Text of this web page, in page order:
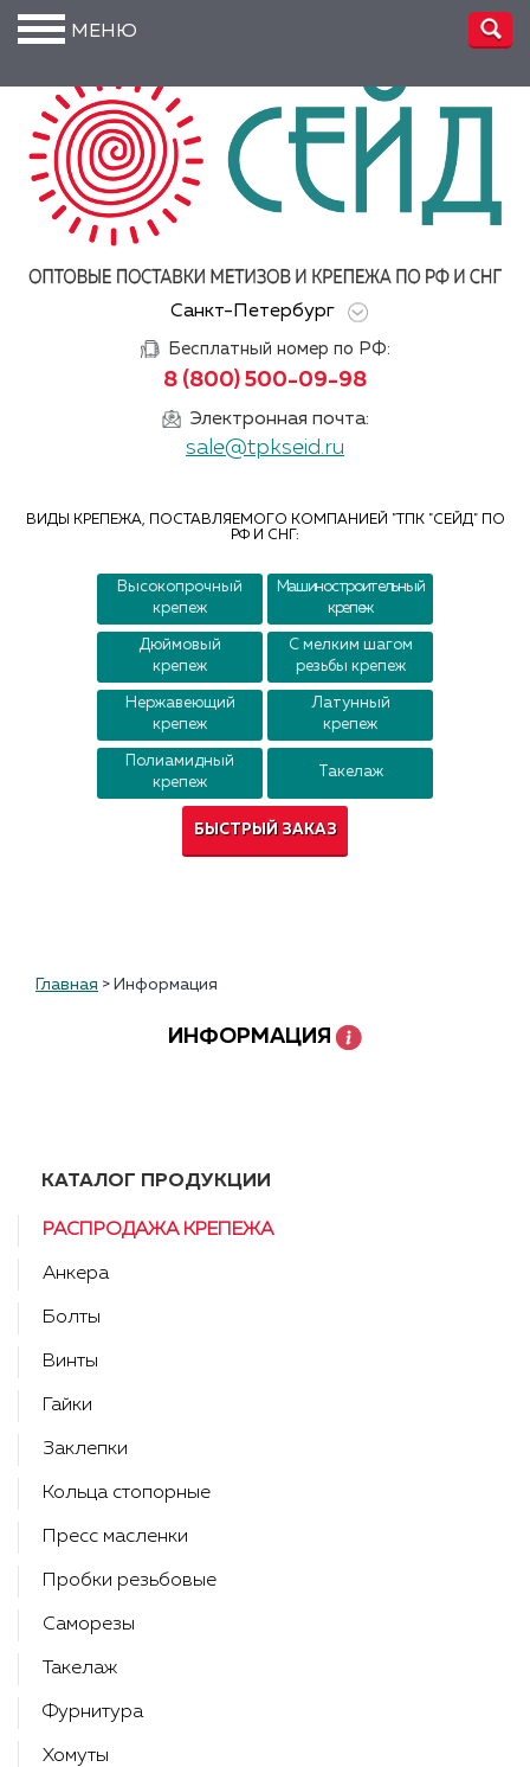
Санкт-Петербург
Бесплатный номер по РФ:
8 (800) 500-09-98
Электронная почта:
sale@tpkseid.ru
ВИДЫ КРЕПЕЖА, ПОСТАВЛЯЕМОГО КОМПАНИЕЙ "ТПК "СЕЙД" ПО
РФ И СНГ:
Высокопрочный
крепеж
Машиностроительный
крепеж
Дюймовый
крепеж
С мелким шагом
резьбы крепеж
Нержавеющий
крепеж
Латунный
крепеж
Полиамидный
крепеж
Такелаж
БЫСТРЫЙ ЗАКАЗ
МЕНЮ
О
компании
Производство
Доставка
Услуги
Информация
Главная > Информация
ИНФОРМАЦИЯ
КАТАЛОГ ПРОДУКЦИИ
РАСПРОДАЖА КРЕПЕЖА
Анкера
Болты
Винты
Гайки
Заклепки
Кольца стопорные
Пресс масленки
Пробки резьбовые
Саморезы
Такелаж
Фурнитура
Хомуты